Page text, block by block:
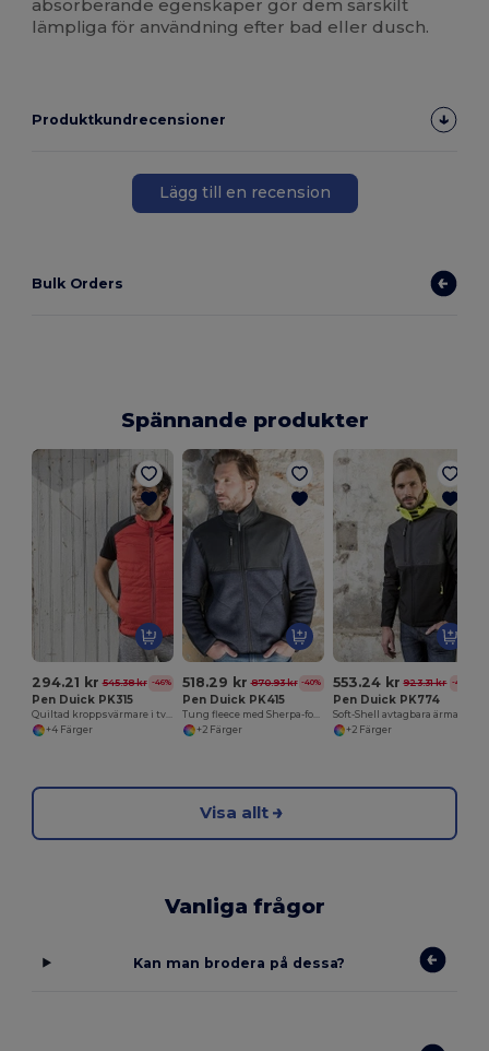
absorberande egenskaper gör dem särskilt
lämpliga för användning efter bad eller dusch.
Produktkundrecensioner
Lägg till en recension
Bulk Orders
Spännande produkter
294.21 kr 545.38 kr -46%
Pen Duick PK315
+4 Färger
518.29 kr 870.93 kr -40%
Pen Duick PK415
+2 Färger
553.24 kr 923.31 kr -40%
Pen Duick PK774
Soft-Shell avtagbara ärmar
+2 Färger
Visa allt
Vanliga frågor
Kan man brodera på dessa?